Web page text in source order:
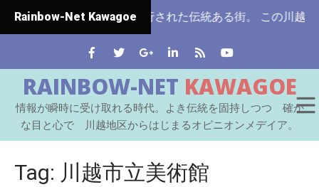
Rainbow-Net Kawagoe
じめて市制施行された伝統ある街。 この川越をはじめと
RAINBOW-NET KAWAGOE
情報が瞬時に受け取れる時代。よき伝統を固持しつつ 確か
な目と心で 川越地区からはじまるオピニオンメデイア。
Tag: 川越市立美術館